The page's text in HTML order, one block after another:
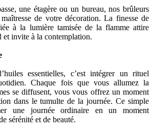
une étagère ou un bureau, nos brûleurs
de votre décoration. La finesse de
à la lumière tamisée de la flamme attire
et invite à la contemplation.
essentielles, c’est intégrer un rituel
Chaque fois que vous allumez la
se diffusent, vous vous offrez un moment
dans le tumulte de la journée. Ce simple
une journée ordinaire en un moment
sérénité et de beauté.